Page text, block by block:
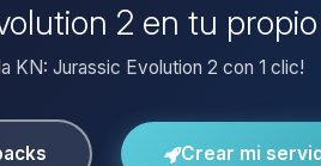
2 en tu
KN: Jurassic Evolution 2 con 1 clic!
Crear mi